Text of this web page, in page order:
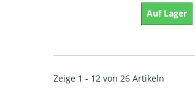
Auf Lager
Zeige 1 - 12 von 26 Artikeln